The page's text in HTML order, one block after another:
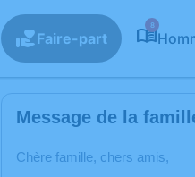
Faire-part
8
Message de la
Chère famille, chers amis,